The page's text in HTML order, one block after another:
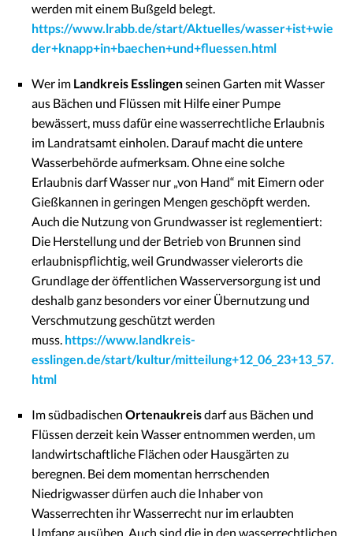
werden mit einem Bußgeld belegt.
https://www.lrabb.de/start/Aktuelles/wasser+ist+wie
der+knapp+in+baechen+und+fluessen.html
Wer im Landkreis Esslingenseinen Garten mit Wasser
aus Bächen und Flüssen mit Hilfe einer Pumpe
bewässert, muss dafür eine wasserrechtliche Erlaubnis
im Landratsamt einholen. Darauf macht die untere
Wasserbehörde aufmerksam. Ohne eine solche
Erlaubnis darf Wasser nur „von Hand“ mit Eimern oder
Gießkannen in geringen Mengen geschöpft werden.
Auch die Nutzung von Grundwasser ist reglementiert:
Die Herstellung und der Betrieb von Brunnen sind
erlaubnispflichtig, weil Grundwasser vielerorts die
Grundlage der öffentlichen Wasserversorgung ist und
deshalb ganz besonders vor einer Übernutzung und
Verschmutzung geschützt werden
muss. https://www.landkreis-
esslingen.de/start/kultur/mitteilung+12_06_23+13_57.
html
Im südbadischen Ortenaukreisdarf aus Bächen und
Flüssen derzeit kein Wasser entnommen werden, um
landwirtschaftliche Flächen oder Hausgärten zu
beregnen. Bei dem momentan herrschenden
Niedrigwasser dürfen auch die Inhaber von
Wasserrechten ihr Wasserrecht nur im erlaubten
Umfang ausüben. Auch sind die in den wasserrechtlichen